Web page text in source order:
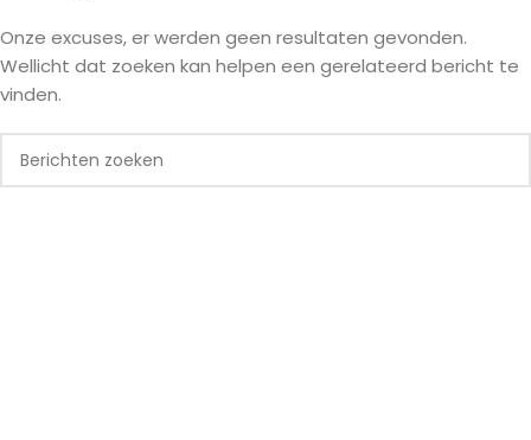
Onze excuses, er werden geen resultaten gevonden.
Wellicht dat zoeken kan helpen een gerelateerd bericht te
vinden.